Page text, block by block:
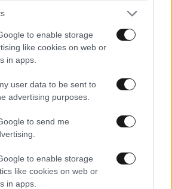
to enable storage
like cookies on web or
in apps.
user data to be sent to
advertising purposes.
to send me
to enable storage
like cookies on web or
in apps.
ο άλλος 20·11·2025 00:20
Ούτε καν κράνος δε του έβαλες,
έστω και απλά να ανέβει....
το παιδάκι. Χάθηκε από
δήθεν ενηλίκων.....